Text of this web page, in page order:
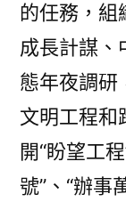
的任務，組
成長計謀、
態年夜調研
文明工程和
開“盼望工
號”、“辦事